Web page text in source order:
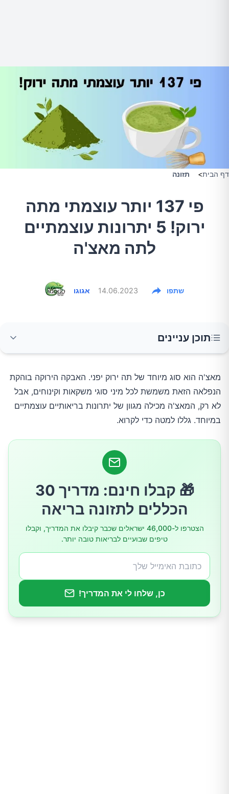
דף הבית> תזונה
פי 137 יותר עוצמתי מתה
ירוק! 5 יתרונות עוצמתיים
לתה מאצ'ה
אגוגו 14.06.2023 שתפו
תוכן עניינים
1.עשיר בנוגדי חמצון
2.תמיכה בבריאות הלב
מאצ'ה הוא סוג מיוחד של תה ירוק יפני. האבקה הירוקה בוהקת
הנפלאה הזאת משמשת לכל מיני סוגי משקאות וקינוחים, אבל
לא רק, המאצ'ה מכילה מגוון של יתרונות בריאותיים עוצמתיים
במיוחד. גללו למטה כדי לקרוא.
🎁 קבלו חינם: מדריך 30
הכללים לתזונה בריאה
הצטרפו ל-46,000 ישראלים שכבר קיבלו את המדריך, וקבלו
טיפים שבועיים לבריאות טובה יותר.
כן, שלחו לי את המדריך!